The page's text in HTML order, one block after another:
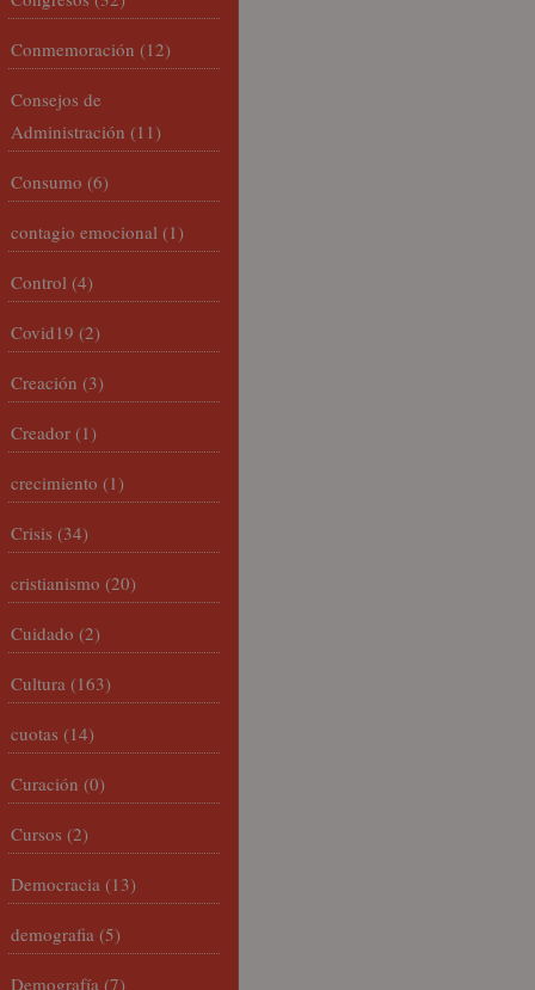
Conmemoración (12)
Consejos de
Administración (11)
Consumo (6)
contagio emocional (1)
Control (4)
Covid19 (2)
Creación (3)
Creador (1)
crecimiento (1)
Crisis (34)
cristianismo (20)
Cuidado (2)
Cultura (163)
cuotas (14)
Curación (0)
Cursos (2)
Democracia (13)
demografia (5)
Demografía (7)